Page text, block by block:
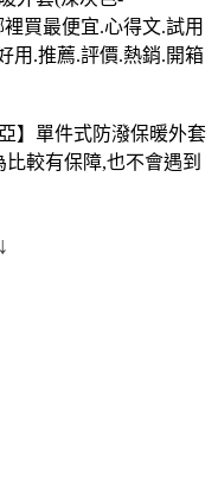
買最便宜.心得文.試用
用.推薦.評價.熱銷.開箱
】單件式防潑保暖外套
較有保障,也不會遇到